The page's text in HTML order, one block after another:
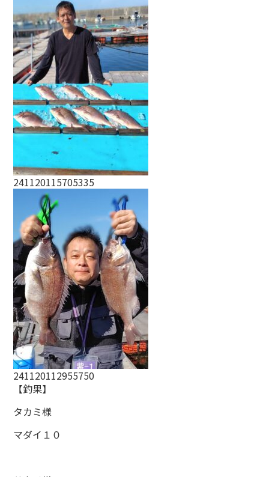
241120115705335
241120112955750
【釣果】
タカミ様
マダイ１０